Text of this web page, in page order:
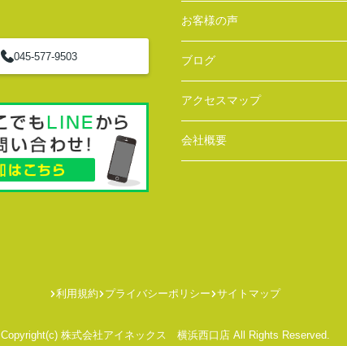
045-577-9503
お客様の声
ブログ
アクセスマップ
会社概要
利用規約 プライバシーポリシー サイトマップ
Copyright(c) 株式会社アイネックス 横浜西口店 All Rights Reserved.